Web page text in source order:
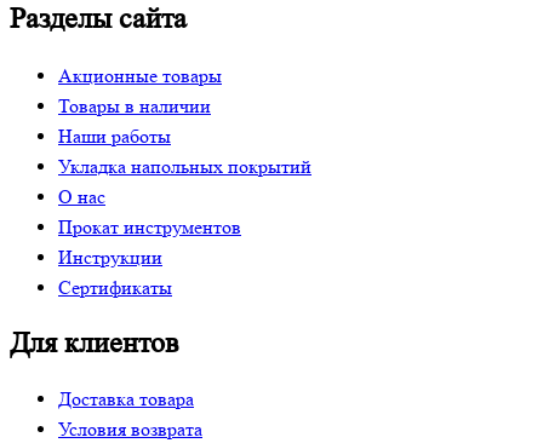
Разделы сайта
Акционные товары
Товары в наличии
Наши работы
Укладка напольных покрытий
О нас
Прокат инструментов
Инструкции
Сертификаты
Для клиентов
Доставка товара
Условия возврата